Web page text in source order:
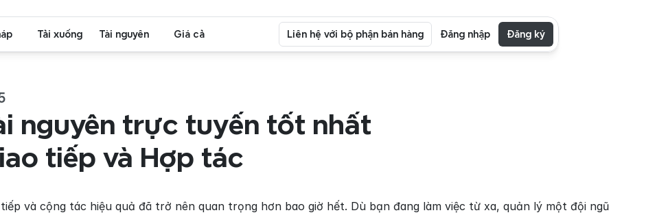
nguyên trực tuyến tốt nhất
tiếp và Hợp tác
và cộng tác hiệu quả đã trở nên quan trọng hơn bao giờ hết. Dù bạn đang làm việc từ xa, quản lý một đội ngũ
Tải xuống Tài nguyên Giá cả Liên hệ với bộ phận bán hàng Đăng nhập Đăng ký